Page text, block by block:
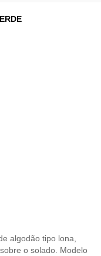
algodão tipo lona,
o solado. Modelo